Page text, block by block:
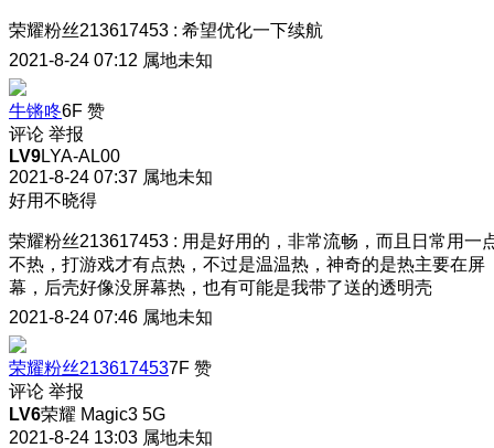
荣耀粉丝213617453 : 希望优化一下续航
2021-8-24 07:12 属地未知
牛锵咚6F 赞
评论 举报
LV9LYA-AL00
2021-8-24 07:37 属地未知
好用不晓得
荣耀粉丝213617453 : 用是好用的，非常流畅，而且日常用一
不热，打游戏才有点热，不过是温温热，神奇的是热主要在屏
幕，后壳好像没屏幕热，也有可能是我带了送的透明壳
2021-8-24 07:46 属地未知
荣耀粉丝2136174537F 赞
评论 举报
LV6荣耀 Magic3 5G
2021-8-24 13:03 属地未知